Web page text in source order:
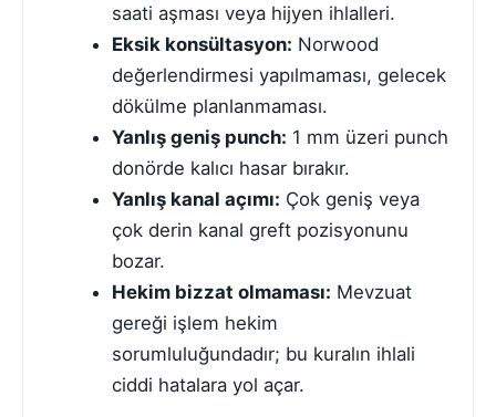
saati aşması veya hijyen ihlalleri.
Eksik konsültasyon: Norwood
değerlendirmesi yapılmaması, gelecek
dökülme planlanmaması.
Yanlış geniş punch: 1 mm üzeri punch
donörde kalıcı hasar bırakır.
Yanlış kanal açımı: Çok geniş veya
çok derin kanal greft pozisyonunu
bozar.
Hekim bizzat olmaması: Mevzuat
gereği işlem hekim
sorumluluğundadır; bu kuralın ihlali
ciddi hatalara yol açar.